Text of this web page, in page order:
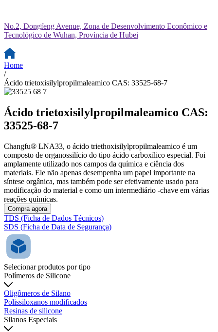
No.2, Dongfeng Avenue, Zona de Desenvolvimento Econômico e
Tecnológico de Wuhan, Província de Hubei
Home
/
Ácido trietoxisilylpropilmaleamico CAS: 33525-68-7
Ácido trietoxisilylpropilmaleamico CAS:
33525-68-7
Changfu® LNA33, o ácido triethoxisilylpropilmaleamico é um
composto de organossilício do tipo ácido carboxílico especial. Foi
amplamente utilizado nos campos da química e ciência dos
materiais. Ele não apenas desempenha um papel importante na
síntese orgânica, mas também pode ser efetivamente usado para
modificação do material e como um intermediário -chave em várias
reações químicas.
Compra agora
TDS (Ficha de Dados Técnicos)
SDS (Ficha de Data de Segurança)
Selecionar produtos por tipo
Polímeros de Silicone
Oligômeros de Silano
Polissiloxanos modificados
Resinas de silicone
Silanos Especiais